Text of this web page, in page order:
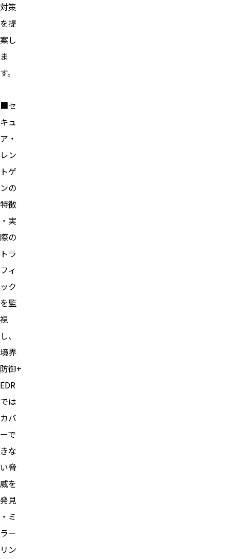
対策
を提
案し
ま
す。
■セ
キュ
ア・
レン
トゲ
ンの
特徴
・実
際の
トラ
フィ
ック
を監
視
し、
境界
防御+
EDR
では
カバ
ーで
きな
い脅
威を
発見
・ミ
ラー
リン